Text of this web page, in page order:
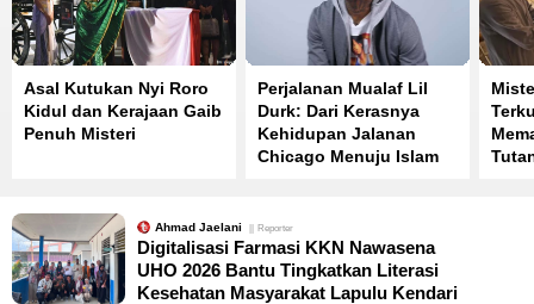
Asal Kutukan Nyi Roro
Kidul dan Kerajaan Gaib
Penuh Misteri
Perjalanan Mualaf Lil
Durk: Dari Kerasnya
Kehidupan Jalanan
Chicago Menuju Islam
Ahmad Jaelani Reporter
Digitalisasi Farmasi KKN Nawasena
UHO 2026 Bantu Tingkatkan Literasi
Kesehatan Masyarakat Lapulu Kendari